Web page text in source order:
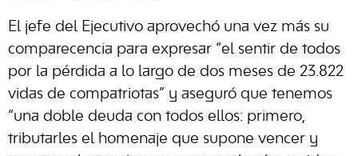
El jefe del Ejecutivo aprovechó una vez más su
comparecencia para expresar “el sentir de todos
por la pérdida a lo largo de dos meses de 23.822
vidas de compatriotas” y aseguró que tenemos
“una doble deuda con todos ellos: primero,
tributarles el homenaje que supone vencer y